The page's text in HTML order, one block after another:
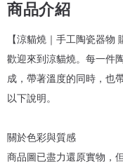
商品介紹
【涼貓燒｜手工陶瓷器物
歡迎來到涼貓燒。每一件
成，帶著溫度的同時，也
以下說明。
關於色彩與質感
商品圖已盡力還原實物，